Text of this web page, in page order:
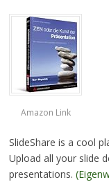
Amazon Link
SlideShare is a cool
Upload all your slide
presentations.